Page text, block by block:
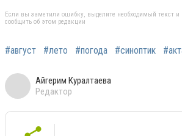
Если вы заметили ошибку, выделите необходимый текст и
сообщить об этом редакции
#август #лето #погода #синоптик
Айгерим Куралтаева
Редактор